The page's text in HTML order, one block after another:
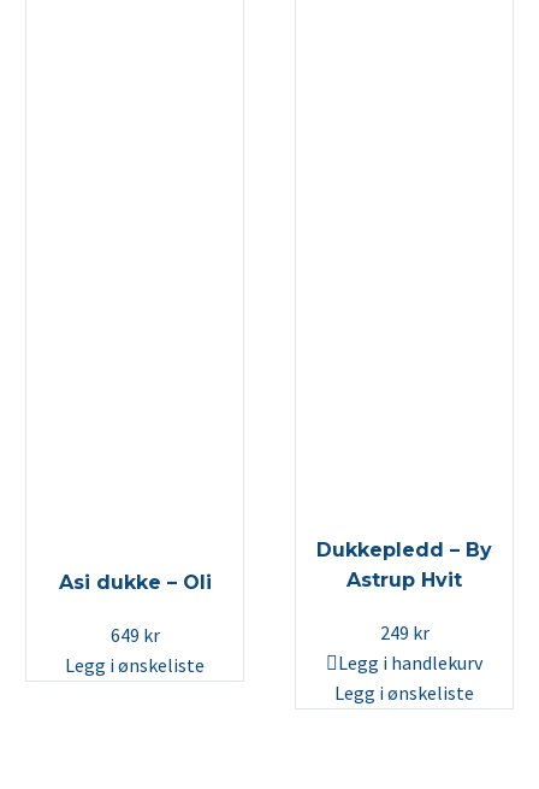
Asi dukke – Oli
649 kr
Legg i ønskeliste
Dukkepledd – By
Astrup Hvit
249 kr
Legg i handlekurv
Legg i ønskeliste